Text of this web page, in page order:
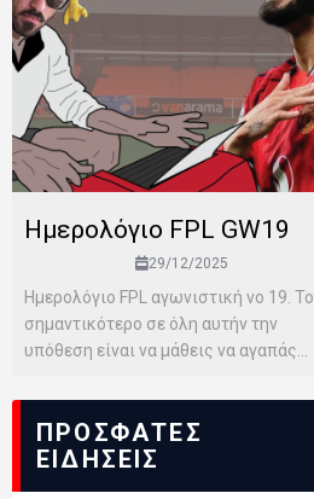
Ημερολόγιο FPL GW19
29/12/2025
Ημερολόγιο FPL αγωνιστική νο 19. Το
σημαντικότερο σε όλη αυτήν την
υπόθεση είναι να μάθεις να αγαπάς...
ΠΡΟΣΦΑΤΕΣ
ΕΙΔΗΣΕΙΣ